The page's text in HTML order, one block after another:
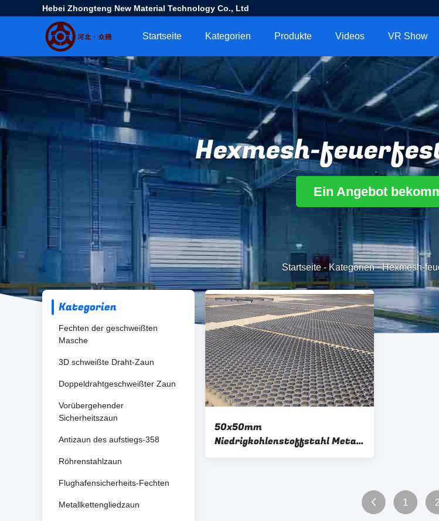
Hebei Zhongteng New Material Technology Co., Ltd
Startseite Kategorien Produkte Videos VR Show
Hexmesh-
Ein Angebot
Startseite- Kategorien-Hexmesh-
Kategorien
Fechten der geschweißten
Masche
3D schweißte Draht-Zaun
Doppeldrahtgeschweißter Zaun
Vorübergehender
Sicherheitszaun
Antizaun des aufstiegs-358
Röhrenstahlzaun
Flughafensicherheits-Fechten
Metallkettengliedzaun
50x50mm
Niedrigkohlenstoffstahl Metall
Hex Mesh und Anker
1